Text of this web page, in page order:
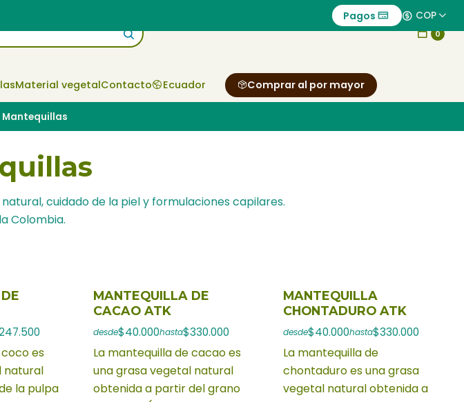
0
Material vegetalContacto Ecuador Comprar al por mayor
Pagos COP
Mantequillas
cuidado de la piel y formulaciones capilares.
Colombia.
es
natural
la pulpa
MANTEQUILLA DE
CACAO ATK
desde$40.000hasta$330.000
La mantequilla de cacao es
una grasa vegetal natural
obtenida a partir del grano
MANTEQUILLA
CHONTADURO ATK
desde$40.000hasta$330.000
La mantequilla de
chontaduro es una grasa
vegetal natural obtenida a